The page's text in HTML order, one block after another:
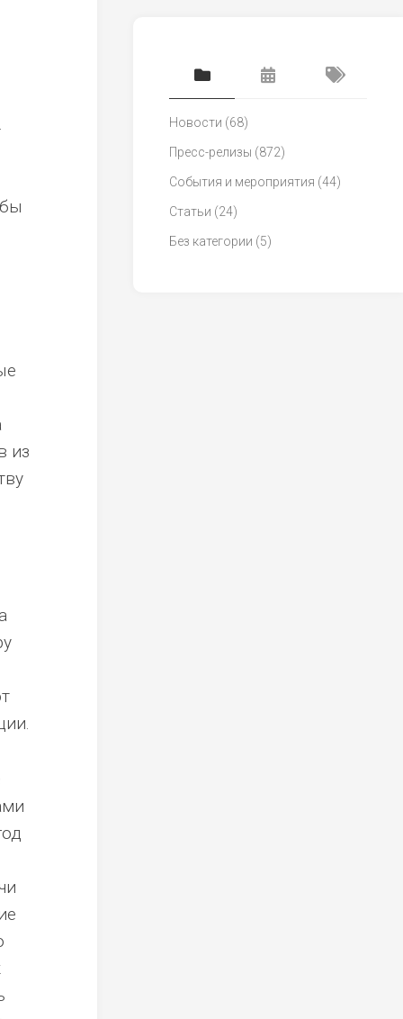
из
Новости (68)
Пресс-релизы (872)
События и мероприятия (44)
Статьи (24)
Без категории (5)